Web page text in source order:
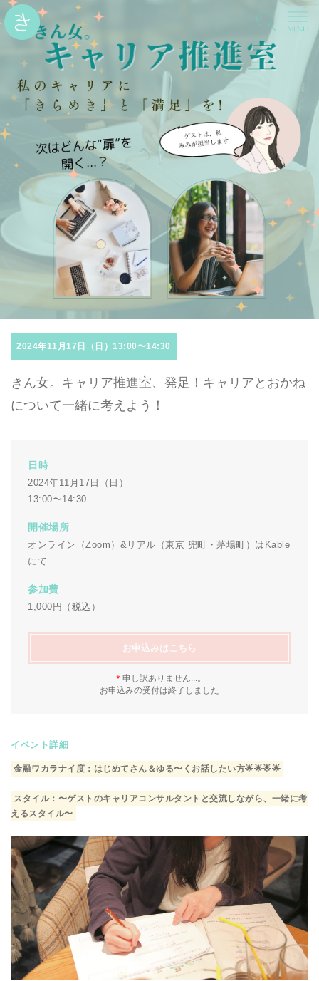
2024年11月17日（日）13:00〜14:30
きん女。キャリア推進室、発足！キャリアとおかね
について一緒に考えよう！
イベント詳細
金融ワカラナイ度：はじめてさん＆ゆる〜くお話したい方🌟🌟🌟🌟
スタイル：〜ゲストのキャリアコンサルタントと交流しながら、一緒に考
えるスタイル〜
日時
2024年11月17日（日）
13:00〜14:30
開催場所
オンライン（Zoom）&リアル（東京 兜町・茅場町）はKable
にて
参加費
1,000円（税込）
お申込みはこちら
＊ 申し訳ありません...。
お申込みの受付は終了しました